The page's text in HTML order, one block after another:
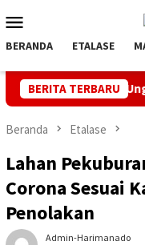
ke
kontenMobile
BERANDA ETALASE
BERITA TERBARU
Unggul Jaga
Beranda Etalase
Lahan
Corona Sesuai
Penolakan
Admin-Harimanado